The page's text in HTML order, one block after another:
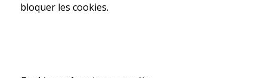
bloquer les cookies.